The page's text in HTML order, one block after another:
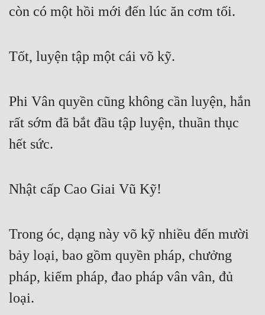
còn có một hồi mới đến lúc ăn cơm tối.
Tốt, luyện tập một cái võ kỹ.
Phi Vân quyền cũng không cần luyện, hắn
rất sớm đã bắt đầu tập luyện, thuần thục
hết sức.
Nhật cấp Cao Giai Vũ Kỹ!
Trong óc, dạng này võ kỹ nhiều đến mười
bảy loại, bao gồm quyền pháp, chưởng
pháp, kiếm pháp, đao pháp vân vân, đủ
loại.